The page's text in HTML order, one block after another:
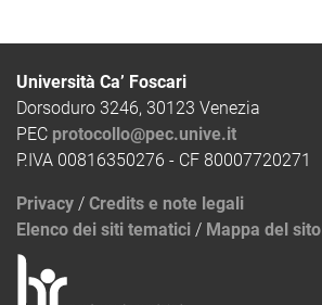
Università Ca’ Foscari
Dorsoduro 3246, 30123 Venezia
PEC protocollo@pec.unive.it
P.IVA 00816350276 - CF 80007720271
Privacy / Credits e note legali
Elenco dei siti tematici / Mappa del sito